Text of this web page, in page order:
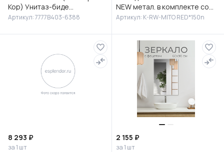
Кор) Унитаз-биде
подвесной, 7777B403-6388
Артикул: 7777B403-6388
NEW метал. в комплекте со
сборочным пакетом, Сорт1
Артикул: K-RW-MITO RED*150n
8 293 ₽
за 1 шт
2 155 ₽
за 1 шт